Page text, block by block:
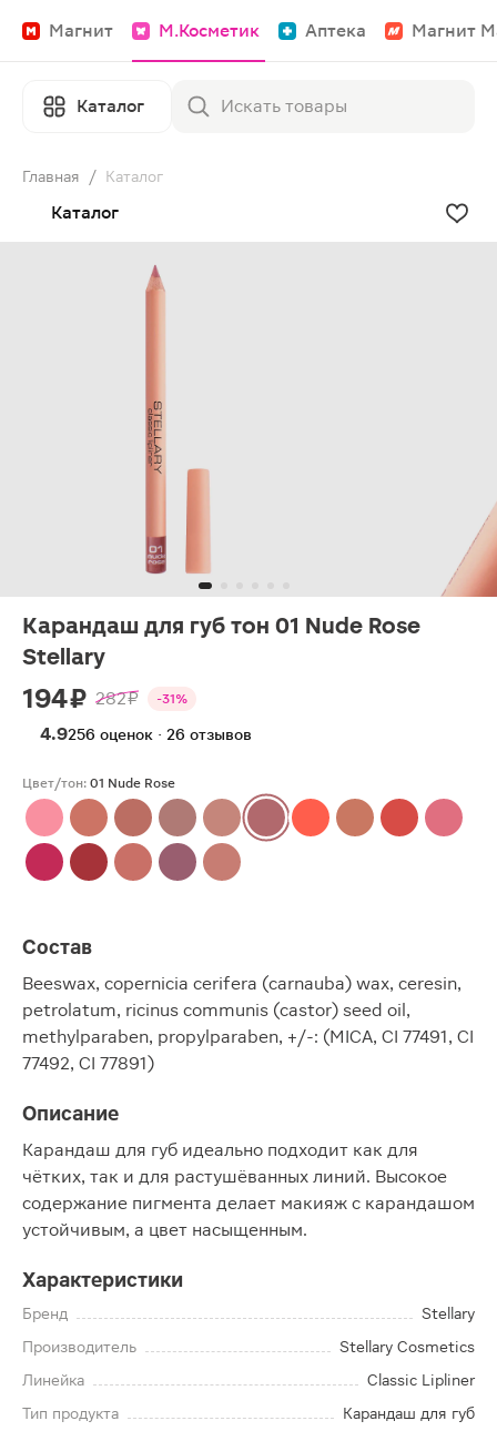
Магнит М.Косметик Аптека Магнит
Каталог
Главная / Каталог
Каталог
Карандаш для губ тон 01 Nude Rose
Stellary
194 ₽ 282 ₽ -31%
4.9256 оценок · 26 отзывов
Цвет/тон: 01 Nude Rose
Состав
Beeswax, copernicia cerifera (carnauba) wax, ceresin,
petrolatum, ricinus communis (castor) seed oil,
methylparaben, propylparaben, +/-: (MICA, CI 77491, CI
77492, CI 77891)
Описание
Карандаш для губ идеально подходит как для
чётких, так и для растушёванных линий. Высокое
содержание пигмента делает макияж с карандашом
устойчивым, а цвет насыщенным.
Характеристики
Бренд
Stellary
Производитель
Stellary Cosmetics
Линейка
Classic Lipliner
Тип продукта
Карандаш для губ